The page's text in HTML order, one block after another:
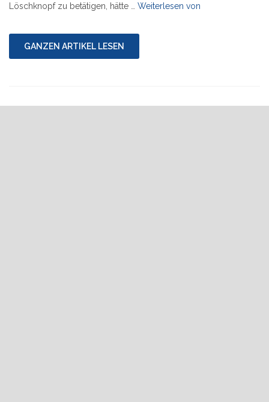
Löschknopf zu betätigen, hätte … Weiterlesen von
GANZEN ARTIKEL LESEN